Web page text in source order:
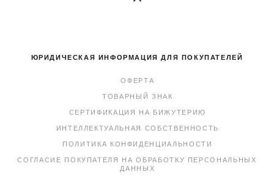
ЮРИДИЧЕСКАЯ ИНФОРМАЦИЯ ДЛЯ ПОКУПАТЕЛЕЙ
ОФЕРТА
ТОВАРНЫЙ ЗНАК
СЕРТИФИКАЦИЯ НА БИЖУТЕРИЮ
ИНТЕЛЛЕКТУАЛЬНАЯ СОБСТВЕННОСТЬ
ПОЛИТИКА КОНФИДЕНЦИАЛЬНОСТИ
СОГЛАСИЕ ПОКУПАТЕЛЯ НА ОБРАБОТКУ ПЕРСОНАЛЬНЫХ
ДАННЫХ